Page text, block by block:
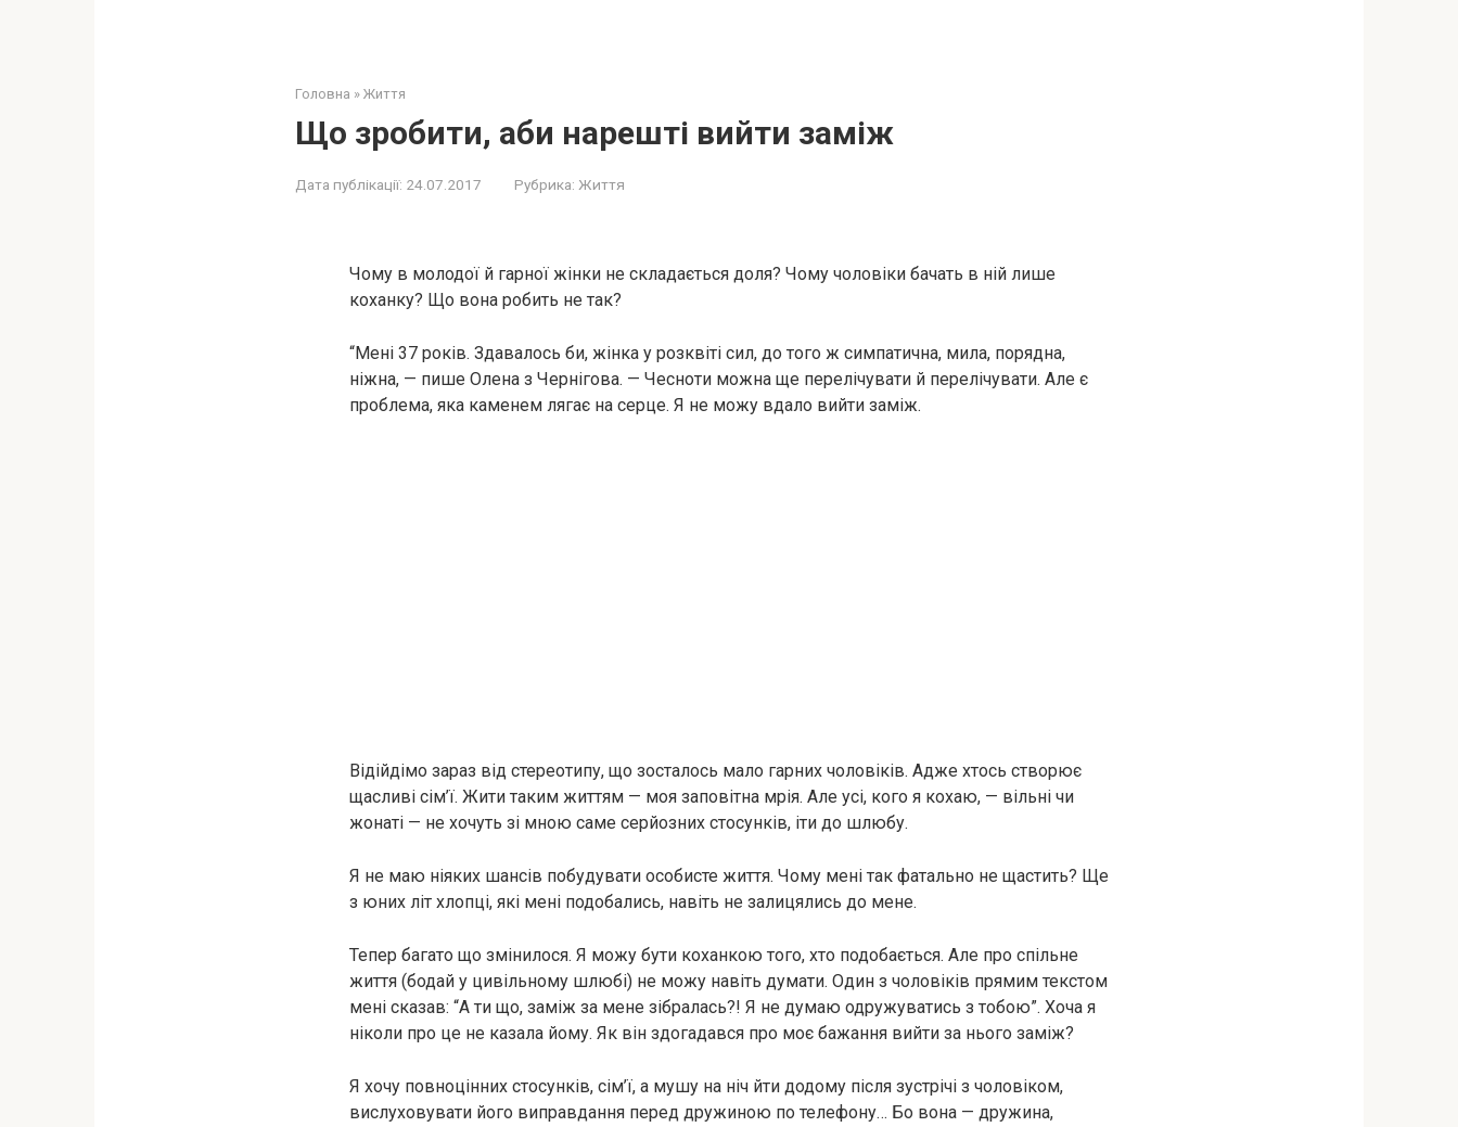
Головна » Життя
Що зробити, аби нарешті вийти заміж
Дата публікації: 24.07.2017 Рубрика: Життя
Чому в молодої й гарної жінки не складається доля? Чому чоловіки бачать в ній лише
коханку? Що вона робить не так?
“Мені 37 років. Здавалось би, жінка у розквіті сил, до того ж симпатична, мила, порядна,
ніжна, — пише Олена з Чернігова. — Чесноти можна ще перелічувати й перелічувати. Але є
проблема, яка каменем лягає на серце. Я не можу вдало вийти заміж.
Відійдімо зараз від стереотипу, що зосталось мало гарних чоловіків. Адже хтось створює
щасливі сім’ї. Жити таким життям — моя заповітна мрія. Але усі, кого я кохаю, — вільні чи
жонаті — не хочуть зі мною саме серйозних стосунків, іти до шлюбу.
Я не маю ніяких шансів побудувати особисте життя. Чому мені так фатально не щастить? Ще
з юних літ хлопці, які мені подобались, навіть не залицялись до мене.
Тепер багато що змінилося. Я можу бути коханкою того, хто подобається. Але про спільне
життя (бодай у цивільному шлюбі) не можу навіть думати. Один з чоловіків прямим текстом
мені сказав: “А ти що, заміж за мене зібралась?! Я не думаю одружуватись з тобою”. Хоча я
ніколи про це не казала йому. Як він здогадався про моє бажання вийти за нього заміж?
Я хочу повноцінних стосунків, сім’ї, а мушу на ніч йти додому після зустрічі з чоловіком,
вислуховувати його виправдання перед дружиною по телефону… Бо вона — дружина,